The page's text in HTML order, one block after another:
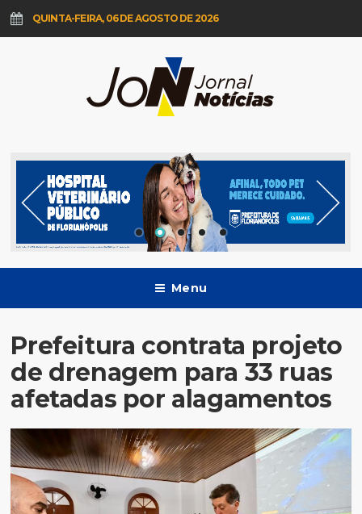
QUINTA-FEIRA, 06 DE AGOSTO DE 2026
Menu
Prefeitura contrata projeto
de drenagem para 33 ruas
afetadas por alagamentos